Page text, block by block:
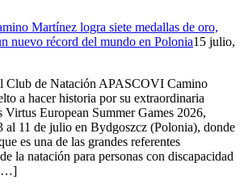
Martínez logra siete medallas de oro,
nuevo récord del mundo en Polonia15 julio,
Club de Natación APASCOVI Camino
a hacer historia por su extraordinaria
Virtus European Summer Games 2026,
al 11 de julio en Bydgoszcz (Polonia), donde
es una de las grandes referentes
la natación para personas con discapacidad
[…]